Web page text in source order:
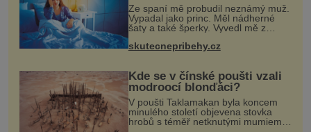
Ze spaní mě probudil neznámý muž.
Vypadal jako princ. Měl nádherné
šaty a také šperky. Vyvedl mě z
pokoje ven, v kuchyni totiž začalo
hořet. Stalo se to už moc dávno.
skutecnepribehy.cz
Kde se v čínské poušti vzali
modroocí blonďáci?
V poušti Taklamakan byla koncem
minulého století objevena stovka
hrobů s téměř netknutými mumiemi.